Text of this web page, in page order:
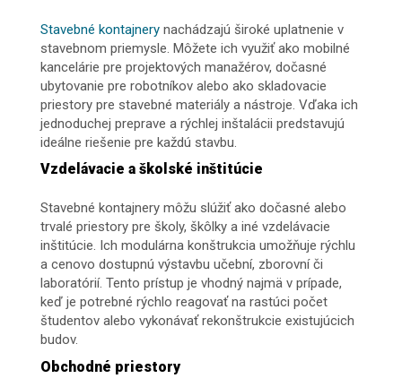
Stavebné kontajnery nachádzajú široké uplatnenie v
stavebnom priemysle. Môžete ich využiť ako mobilné
kancelárie pre projektových manažérov, dočasné
ubytovanie pre robotníkov alebo ako skladovacie
priestory pre stavebné materiály a nástroje. Vďaka ich
jednoduchej preprave a rýchlej inštalácii predstavujú
ideálne riešenie pre každú stavbu.
Vzdelávacie a školské inštitúcie
Stavebné kontajnery môžu slúžiť ako dočasné alebo
trvalé priestory pre školy, škôlky a iné vzdelávacie
inštitúcie. Ich modulárna konštrukcia umožňuje rýchlu
a cenovo dostupnú výstavbu učební, zborovní či
laboratórií. Tento prístup je vhodný najmä v prípade,
keď je potrebné rýchlo reagovať na rastúci počet
študentov alebo vykonávať rekonštrukcie existujúcich
budov.
Obchodné priestory